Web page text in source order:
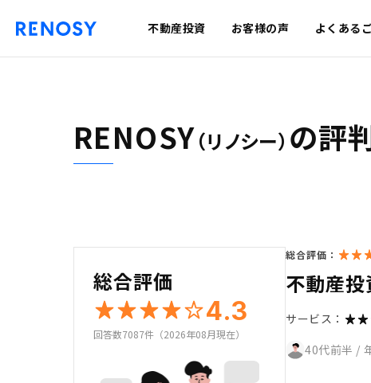
不動産投資 お客様の声 よくある
RENOSY（リノシー） の評
総合評価
4.3
回答数7087件（2026年08月現在）
総合評価：
不動産
サービス：
40代前半 /